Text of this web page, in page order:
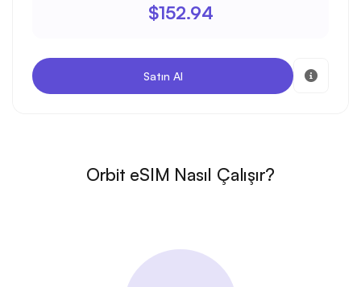
$152.94
Satın Al
Orbit eSIM Nasıl Çalışır?